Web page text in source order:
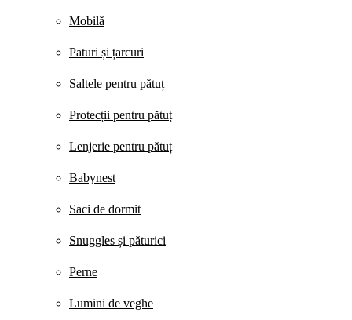
Mobilă
Paturi și țarcuri
Saltele pentru pătuț
Protecții pentru pătuț
Lenjerie pentru pătuț
Babynest
Saci de dormit
Snuggles și păturici
Perne
Lumini de veghe